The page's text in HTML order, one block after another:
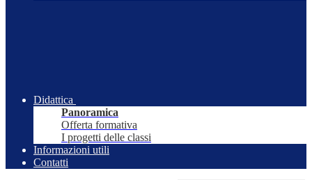
Didattica
Panoramica
Offerta formativa
I progetti delle classi
Informazioni utili
Contatti